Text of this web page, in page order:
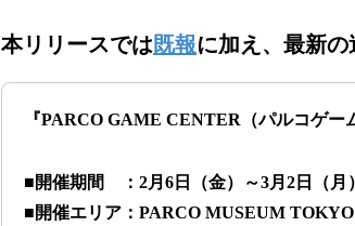
本リリースでは既報に加え、最新の
『PARCO GAME CENTER（パルコゲー
■開催期間 ：2月6日（金）～3月2日（
■開催エリア：PARCO MUSEUM TOKYO